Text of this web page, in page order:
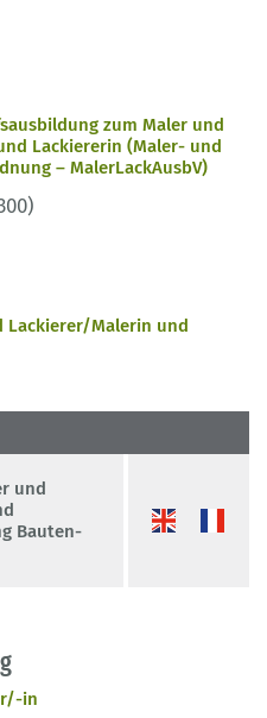
zum Maler und
Lackiererin (Maler- und
– MalerLackAusbV)
Lackierer/Malerin und
und
Bauten-
in